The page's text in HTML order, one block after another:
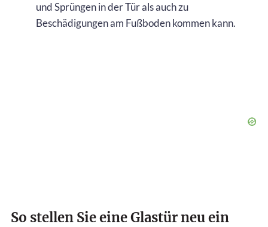
und Sprüngen in der Tür als auch zu
Beschädigungen am Fußboden kommen kann.
So stellen Sie eine Glastür neu ein